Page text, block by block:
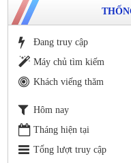
Đang truy cập
Máy chủ tìm kiếm
Khách viếng thăm
Hôm nay
Tháng hiện tại
Tổng lượt truy cập